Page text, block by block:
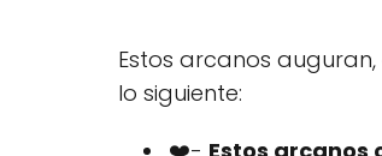
Estos arcanos auguran,
lo siguiente:
❤️- Estos